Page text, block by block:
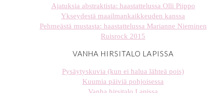
Ajatuksia abstraktista: haastattelussa Olli Piippo
Ykseydestä maailmankaikkeuden kanssa
Pehmeästä mustasta: haastattelussa Marianne Nieminen
Ruisrock 2015
VANHA HIRSITALO LAPISSA
Pysäytyskuvia (kun ei halua lähteä pois)
Kuumia päiviä pohjoisessa
Vanha hirsitalo Lapissa